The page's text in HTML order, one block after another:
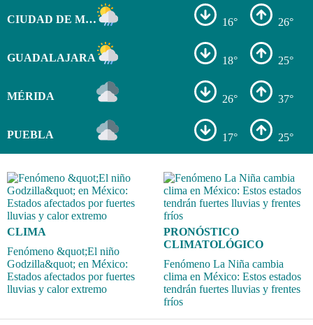
CIUDAD DE MÉXICO 16° 26°
GUADALAJARA 18° 25°
MÉRIDA 26° 37°
PUEBLA 17° 25°
CLIMA
Fenómeno &quot;El niño
Godzilla&quot; en México:
Estados afectados por fuertes
lluvias y calor extremo
PRONÓSTICO
CLIMATOLÓGICO
Fenómeno La Niña cambia
clima en México: Estos estados
tendrán fuertes lluvias y frentes
fríos